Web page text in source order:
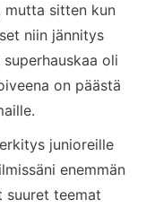
mutta sitten kun
niin jännitys
oli
on päästä
junioreille
enemmän
suuret teemat